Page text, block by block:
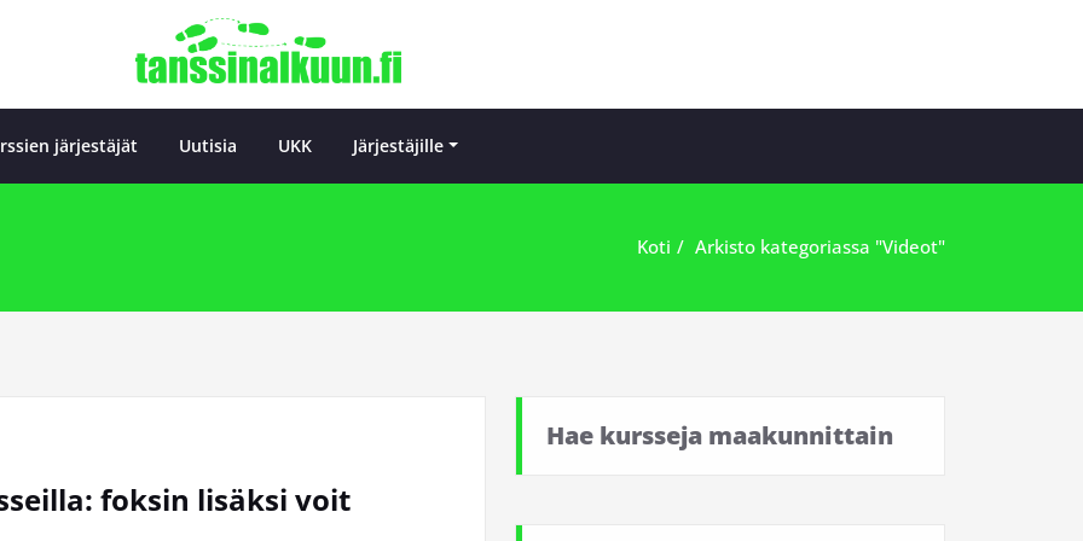
Tanssin alkuun
Tanssin alkuun -hanke tarjoaa maksuttomia tanssikursseja ympäri Suomen.
järjestäjät Uutisia UKK Järjestäjille
Koti Arkisto kategoriassa "Videot"
foksin lisäksi voit
Hae kursseja maakunnittain